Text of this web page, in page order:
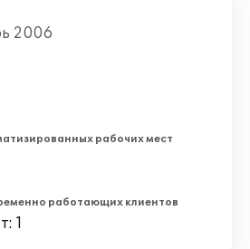
2006
рабочих мест
работающих клиентов
1